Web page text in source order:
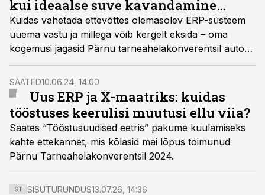
kui ideaalse suve kavandamine…
Kuidas vahetada ettevõttes olemasolev ERP-süsteem
uuema vastu ja millega võib kergelt eksida – oma
kogemusi jagasid Pärnu tarneahelakonverentsil autode
interjöörivaipade tootja Mistra-Autex tootmisjuht Riina
Sikk ja logistika- ja sisseostuosakonna juhtaja Mihkel
Ratt.
SAATED10.06.24, 14:00
Uus ERP ja X-maatriks: kuidas
tööstuses keerulisi muutusi ellu viia?
Saates “Tööstusuudised eetris” pakume kuulamiseks
kahte ettekannet, mis kõlasid mai lõpus toimunud
Pärnu Tarneahelakonverentsil 2024.
ST SISUTURUNDUS13.07.26, 14:36